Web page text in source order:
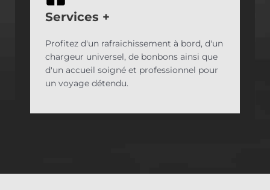
Services +
Profitez d'un rafraichissement à bord, d'un
chargeur universel, de bonbons ainsi que
d'un accueil soigné et professionnel pour
un voyage détendu.